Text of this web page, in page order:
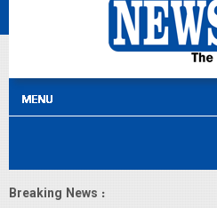
Breaking News :